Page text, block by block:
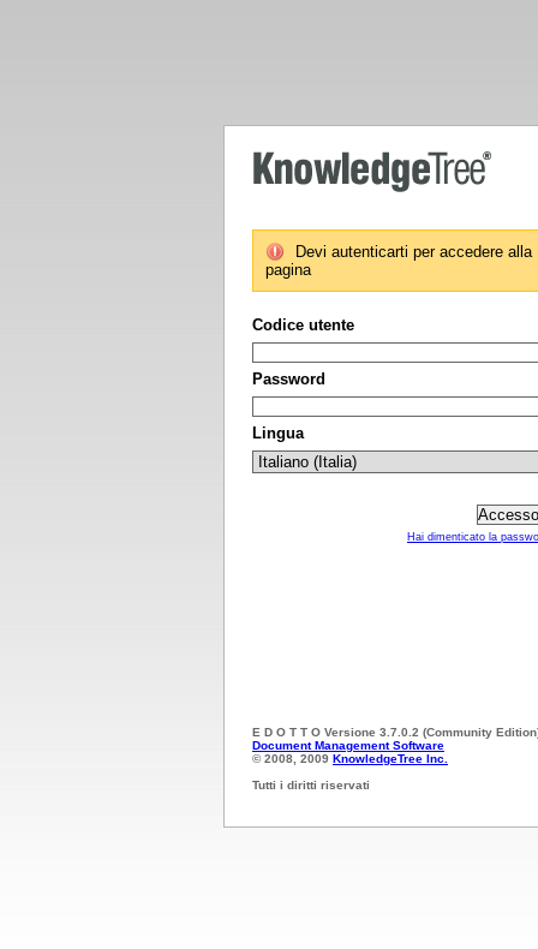
Devi autenticarti per accedere alla
pagina
Codice utente
Password
Lingua
Hai dimenticato la
E D O T T O Versione 3.7.0.2 (Community
Document Management Software
© 2008, 2009 KnowledgeTree Inc.
Tutti i diritti riservati